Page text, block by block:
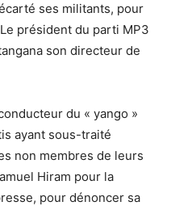
ses militants, pour
président du parti MP3
son directeur de
du « yango »
ayant sous-traité
non membres de leurs
Hiram pour la
pour dénoncer sa